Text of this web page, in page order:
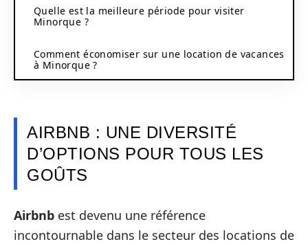
Quelle est la meilleure période pour visiter
Minorque ?
Comment économiser sur une location de vacances
à Minorque ?
AIRBNB : UNE DIVERSITÉ
D’OPTIONS POUR TOUS LES
GOÛTS
Airbnb est devenu une référence
incontournable dans le secteur des locations de